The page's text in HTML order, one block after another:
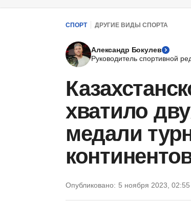
СПОРТ ДРУГИЕ ВИДЫ СПОРТА
Александр Бокулев
Руководитель спортивной
хватило
медали
Опубликовано: 5 ноября 2023, 02:55